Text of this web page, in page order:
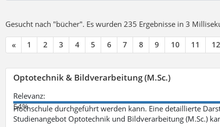
Gesucht nach "bücher". Es wurden 235 Ergebnisse in 3
« 1 2 3 4 5 6 7 8 9 10 11 12
Optotechnik & Bildverarbeitung (M.Sc.)
Relevanz:
54%
Hochschule durchgeführt werden kann. Eine detaillierte
Studienangebot Optotechnik und Bildverarbeitung (M.Sc.)